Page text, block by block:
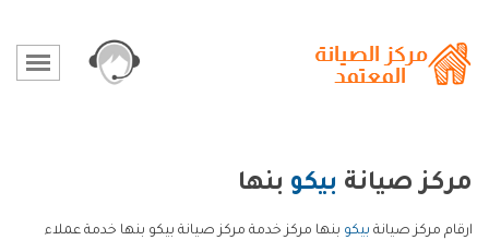
مركز صيانة بيكو بنها
ارقام مركز صيانة بيكو بنها مركز خدمة مركز صيانة بيكو بنها خدمة عملاء